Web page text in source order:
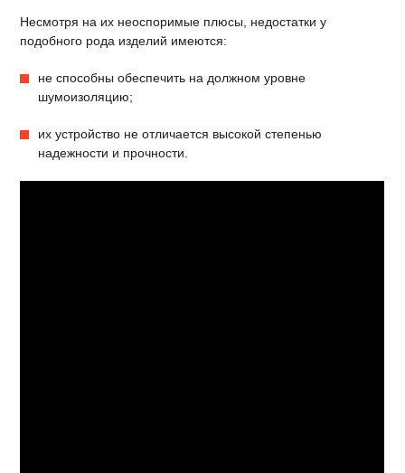
Несмотря на их неоспоримые плюсы, недостатки у
подобного рода изделий имеются:
не способны обеспечить на должном уровне
шумоизоляцию;
их устройство не отличается высокой степенью
надежности и прочности.